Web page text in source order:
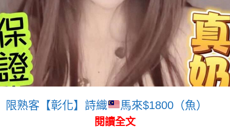
限熟客【彰化】詩織 馬來$1800（魚）
閱讀全文